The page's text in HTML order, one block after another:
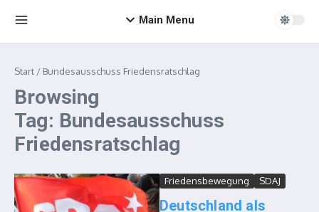
Main Menu
Start / Bundesausschuss Friedensratschlag
Browsing
Tag: Bundesausschuss
Friedensratschlag
Friedensbewegung SDAJ
Deutschland als